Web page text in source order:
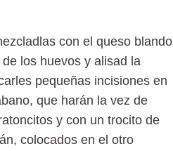
con el queso blando
los huevos y alisad la
pequeñas incisiones en
que harán la vez de
y con un trocito de
colocados en el otro